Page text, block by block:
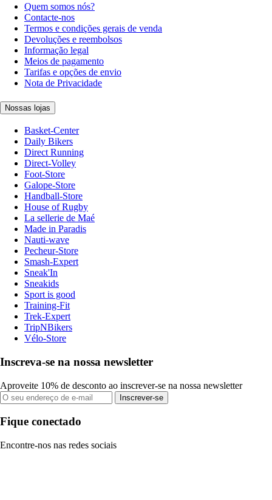
Quem somos nós?
Contacte-nos
Termos e condições gerais de venda
Devoluções e reembolsos
Informação legal
Meios de pagamento
Tarifas e opções de envio
Nota de Privacidade
Nossas lojas
Basket-Center
Daily Bikers
Direct Running
Direct-Volley
Foot-Store
Galope-Store
Handball-Store
House of Rugby
La sellerie de Maé
Made in Paradis
Nauti-wave
Pecheur-Store
Smash-Expert
Sneak'In
Sneakids
Sport is good
Training-Fit
Trek-Expert
TripNBikers
Vélo-Store
Inscreva-se na nossa newsletter
Aproveite 10% de desconto ao inscrever-se na nossa newsletter
Inscrever-se
Fique conectado
Encontre-nos nas redes sociais